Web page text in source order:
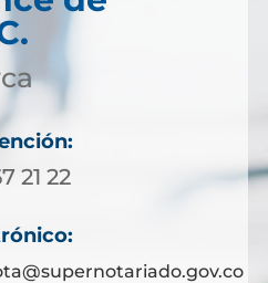
21 22